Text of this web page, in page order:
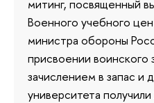
митинг, посвященный
Военного учебного
министра обороны
присвоении воинского
зачислением в запас и
университета